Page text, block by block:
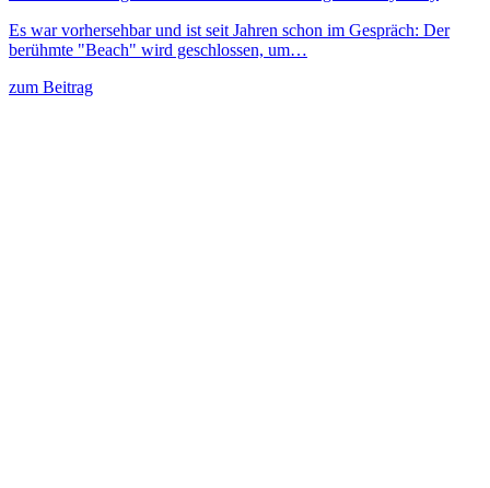
Es war vorhersehbar und ist seit Jahren schon im Gespräch: Der
berühmte "Beach" wird geschlossen, um…
zum Beitrag